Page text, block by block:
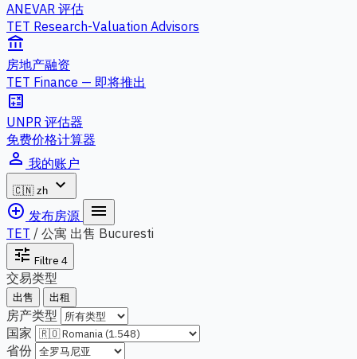
ANEVAR 评估
TET Research-Valuation Advisors
account_balance
房地产融资
TET Finance — 即将推出
calculate
UNPR 评估器
免费价格计算器
person_outline 我的账户
🇨🇳 zh
expand_more
add_circle_outline 发布房源 menu
TET / 公寓 出售 Bucuresti
tune Filtre 4
交易类型
出售 出租
房产类型
国家
省份